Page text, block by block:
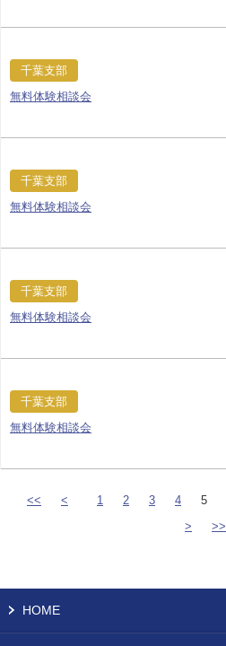
千葉支部
無料体験相談会
千葉支部
無料体験相談会
千葉支部
無料体験相談会
千葉支部
無料体験相談会
<< < 1 2 3 4 5
>
>>
HOME